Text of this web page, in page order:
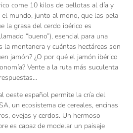
come 10 kilos de bellotas al día y
mundo, junto al mono, que las pela
la grasa del cerdo ibérico es
“bueno”), esencial para una
la montanera y cuántas hectáreas son
jamón? ¿O por qué el jamón ibérico
Vente a la ruta más suculenta
oeste español permite la cría del
un ecosistema de cereales, encinas
ovejas y cerdos. Un hermoso
es capaz de modelar un paisaje